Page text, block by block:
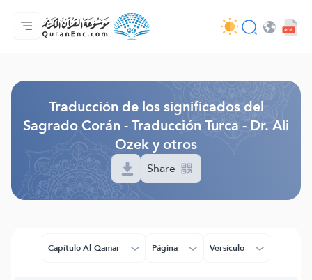
Página principal
Índice de traducciones
Audio
Servicios de desarrolladores - API
Sobre el proyecto
Contáctanos
Idioma
Traducción de los significados del
Sagrado Corán - Traducción Turca - Dr. Ali
Ozek y otros
Share
Capítulo Al-Qamar Página Versículo